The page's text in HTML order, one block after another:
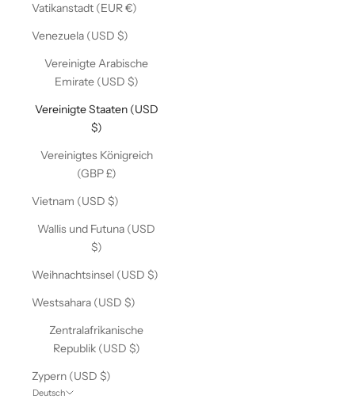
Vatikanstadt (EUR €)
Venezuela (USD $)
Vereinigte Arabische
Emirate (USD $)
Vereinigte Staaten (USD
$)
Vereinigtes Königreich
(GBP £)
Vietnam (USD $)
Wallis und Futuna (USD
$)
Weihnachtsinsel (USD $)
Westsahara (USD $)
Zentralafrikanische
Republik (USD $)
Zypern (USD $)
Deutsch